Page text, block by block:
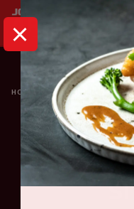
HOME KALENDER
Ajax